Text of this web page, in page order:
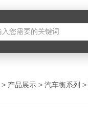
> 产品展示 > 汽车衡系列 >